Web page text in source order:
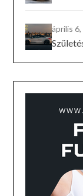
április